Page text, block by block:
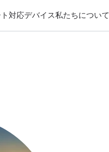
対応デバイス私たちについて